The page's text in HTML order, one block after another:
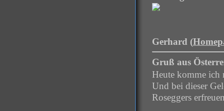
Gerhard (
Gruß aus
Heute komme ich
Und bei dieser
Roseggers